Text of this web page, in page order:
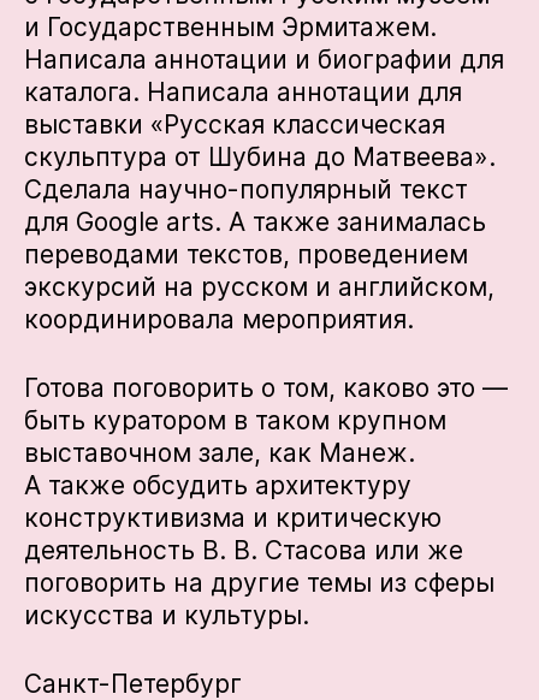
и Государственным Эрмитажем.
Написала аннотации и биографии для
каталога. Написала аннотации для
выставки «Русская классическая
скульптура от Шубина до Матвеева».
Сделала научно-популярный текст
для Google arts. А также занималась
переводами текстов, проведением
экскурсий на русском и английском,
координировала мероприятия.
Готова поговорить о том, каково это —
быть куратором в таком крупном
выставочном зале, как Манеж.
А также обсудить архитектуру
конструктивизма и критическую
деятельность В. В. Стасова или же
поговорить на другие темы из сферы
искусства и культуры.
Санкт-Петербург